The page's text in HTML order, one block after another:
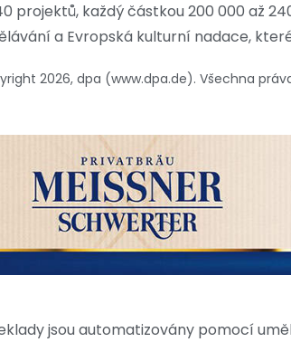
projektů, každý částkou 200 000 až
a Evropská kulturní nadace,
2026, dpa (www.dpa.de). Všechna
jsou automatizovány pomocí